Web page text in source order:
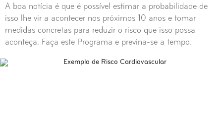
A boa notícia é que é possível estimar a probabilidade de
isso lhe vir a acontecer nos próximos 10 anos e tomar
medidas concretas para reduzir o risco que isso possa
aconteça. Faça este Programa e previna-se a tempo.